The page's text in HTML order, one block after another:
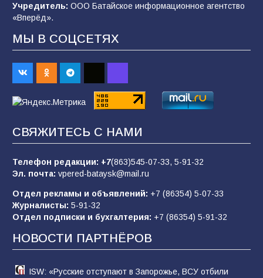
«Слухи — не указ»: почему разговоры о
07.08.2026
Командовал боем до последнего: герой
Евгений Остапенко
В библиотеке имени М.Ю. Лермонтова
состоялось литературно-творческое
сказку, рисуем в красках»
67 07.08.2026
Учредитель: ООО Батайское информационное агентство
«Вперёд».
МЫ В СОЦСЕТЯХ
СВЯЖИТЕСЬ С НАМИ
Телефон редакции: +7(863)545-07-33, 5-91-32
Эл. почта: vpered-bataysk@mail.ru
Отдел рекламы и объявлений: +7 (86354) 5-07-33
Журналисты: 5-91-32
Отдел подписки и бухгалтерия: +7 (86354) 5-91-32
НОВОСТИ ПАРТНЁРОВ
ISW: «Русские отступают в Запорожье, ВСУ отбили